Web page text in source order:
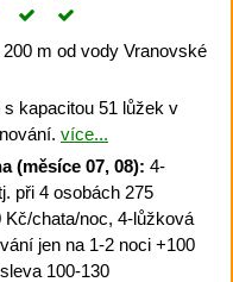
m od vody Vranovské
kapacitou 51 lůžek v
více...
(měsíce 07, 08): 4-
při 4 osobách 275
chata/noc, 4-lůžková
jen na 1-2 noci +100
100-130